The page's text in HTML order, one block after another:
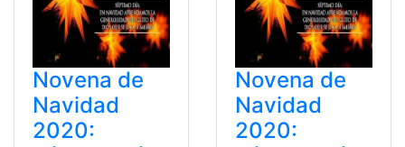
Novena de
Navidad
2020:
Novena de
Navidad
2020: